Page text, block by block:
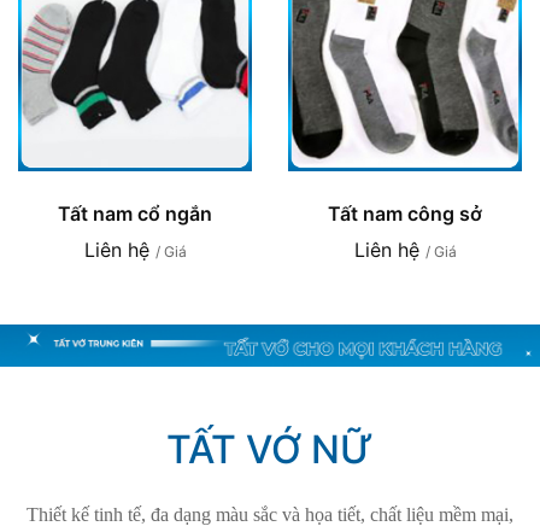
Tất nam cổ ngắn
Liên hệ / Giá
Tất nam công sở
Liên hệ / Giá
TẤT VỚ NỮ
Thiết kế tinh tế, đa dạng màu sắc và họa tiết, chất liệu mềm mại,